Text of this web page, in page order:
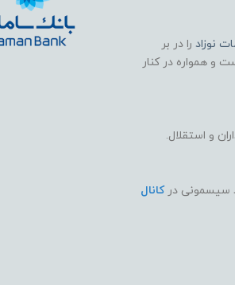
نوزاد را در بر
و همواره در کنار
و استقلال.
سیسمونی درکانال